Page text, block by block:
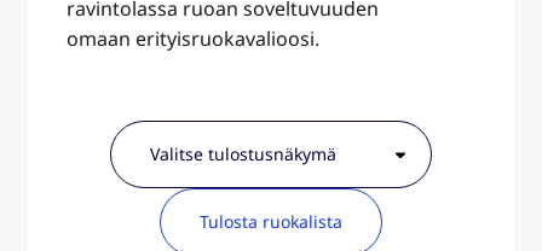
ravintolassa ruoan soveltuvuuden
omaan erityisruokavalioosi.
Tulosta ruokalista